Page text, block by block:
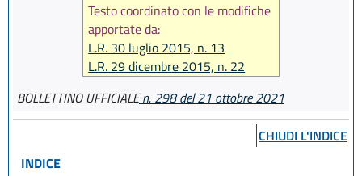
Testo coordinato con le modifiche
apportate da:
L.R. 30 luglio 2015, n. 13
L.R. 29 dicembre 2015, n. 22
L.R. 27 dicembre 2018, n. 24
L.R. 26 novembre 2020, n. 7
BOLLETTINO UFFICIALEn. 298 del 21 ottobre 2021
CHIUDI L'INDICE
INDICE